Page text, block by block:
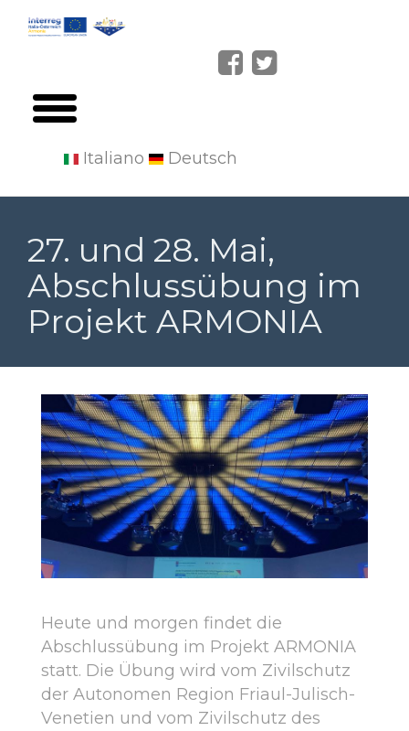
main
content
Italiano Deutsch
27. und 28. Mai,
Abschlussübung im
Projekt ARMONIA
Heute und morgen findet die
Abschlussübung im Projekt ARMONIA
statt. Die Übung wird vom Zivilschutz
der Autonomen Region Friaul-Julisch-
Venetien und vom Zivilschutz des